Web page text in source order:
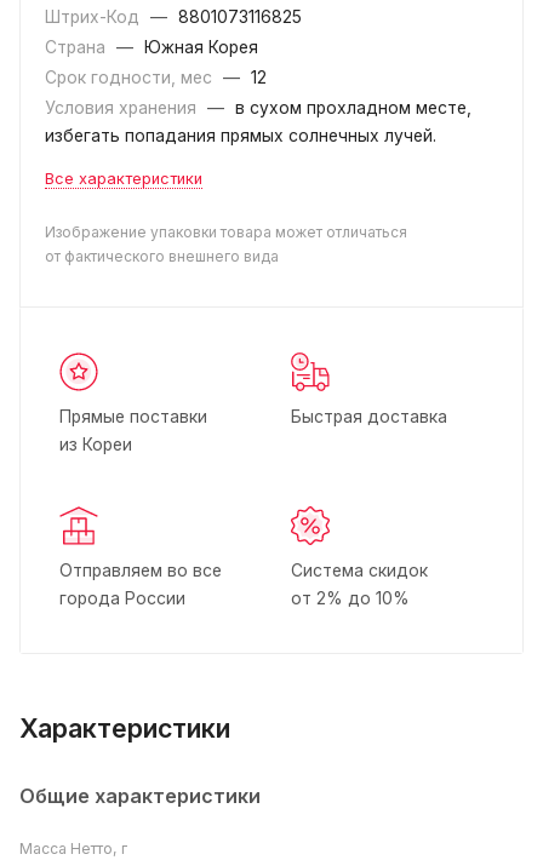
Штрих-Код
— 8801073116825
Страна
—
Южная Корея
Срок годности, мес
— 12
Условия хранения
— в сухом прохладном месте,
избегать попадания прямых солнечных лучей.
Все характеристики
Изображение упаковки товара может отличаться
от фактического внешнего вида
Прямые поставки
из Кореи
Быстрая доставка
Отправляем во все
города России
Система скидок
от 2% до 10%
Характеристики
Общие характеристики
Масса Нетто, г